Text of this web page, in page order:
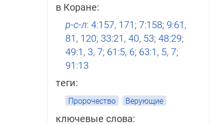
в Коране:
р-с-л: 4:157, 171; 7:158; 9:61,
81, 120; 33:21, 40, 53; 48:29;
49:1, 3, 7; 61:5, 6; 63:1, 5, 7;
91:13
теги:
Пророчество Верующие
ключевые слова: